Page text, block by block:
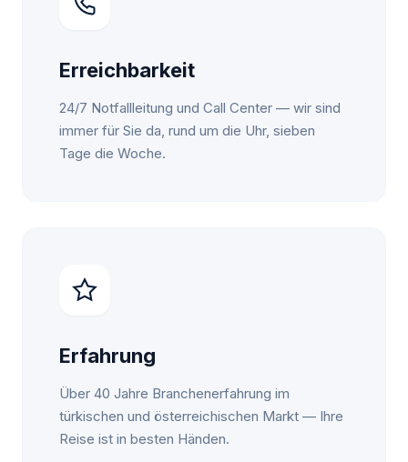
Erreichbarkeit
24/7 Notfallleitung und Call Center — wir sind
immer für Sie da, rund um die Uhr, sieben
Tage die Woche.
Erfahrung
Über 40 Jahre Branchenerfahrung im
türkischen und österreichischen Markt — Ihre
Reise ist in besten Händen.